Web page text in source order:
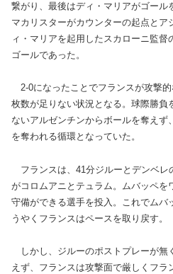
繋がり、最後はディ・マリアがゴール
マカリスターがカウンターの起点とア
ィ・マリアを起用したスカローニ監
ゴールであった。
2-0になったことでフランスが攻撃
枚数が足りない状況となる。球際勝負
ないアルゼンチンからボールを奪え
を奪われる循環となっていた。
フランスは、41分ジルーとデンベレ
がコロムアニとテュラム。ムバッペを
守備ができる選手を投入。これでムバ
うやくフランスはペースを取り戻す。
しかし、ジルーのポストプレーが無
えず、フランスは攻撃面で厳しくフラ